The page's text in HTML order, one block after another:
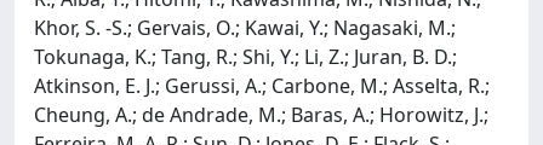
Khor, S. -S.; Gervais, O.; Kawai, Y.; Nagasaki, M.;
Tokunaga, K.; Tang, R.; Shi, Y.; Li, Z.; Juran, B. D.;
Atkinson, E. J.; Gerussi, A.; Carbone, M.; Asselta, R.;
Cheung, A.; de Andrade, M.; Baras, A.; Horowitz, J.;